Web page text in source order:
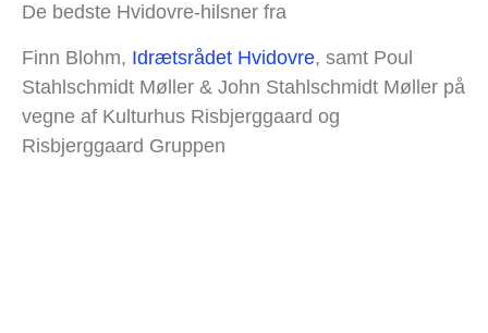
De bedste Hvidovre-hilsner fra
Finn Blohm, Idrætsrådet Hvidovre, samt Poul
Stahlschmidt Møller & John Stahlschmidt Møller på
vegne af Kulturhus Risbjerggaard og
Risbjerggaard Gruppen